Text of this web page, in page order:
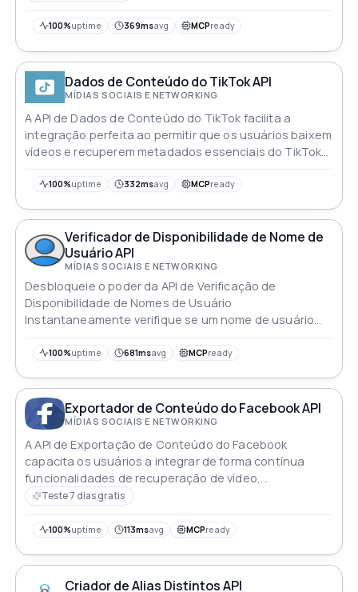
usuários informações atualizadas sobre o seguimento
popularidade e o engajamento online
100%uptime 369msavg MCPready
Dados de Conteúdo do TikTok API
MÍDIAS SOCIAIS E NETWORKING
A API de Dados de Conteúdo do TikTok facilita a
integração perfeita ao permitir que os usuários baixem
vídeos e recuperem metadados essenciais do TikTok
100%uptime 332msavg MCPready
Verificador de Disponibilidade de Nome de
Usuário API
MÍDIAS SOCIAIS E NETWORKING
Desbloqueie o poder da API de Verificação de
Disponibilidade de Nomes de Usuário
Instantaneamente verifique se um nome de usuário
Facebook Instagram e TikTok
100%uptime 681msavg MCPready
Exportador de Conteúdo do Facebook API
MÍDIAS SOCIAIS E NETWORKING
A API de Exportação de Conteúdo do Facebook
capacita os usuários a integrar de forma contínua
funcionalidades de recuperação de vídeo,
aprimorando a experiência geral do usuário e a
Teste 7 dias gratis
100%uptime 113msavg MCPready
Criador de Alias Distintos API